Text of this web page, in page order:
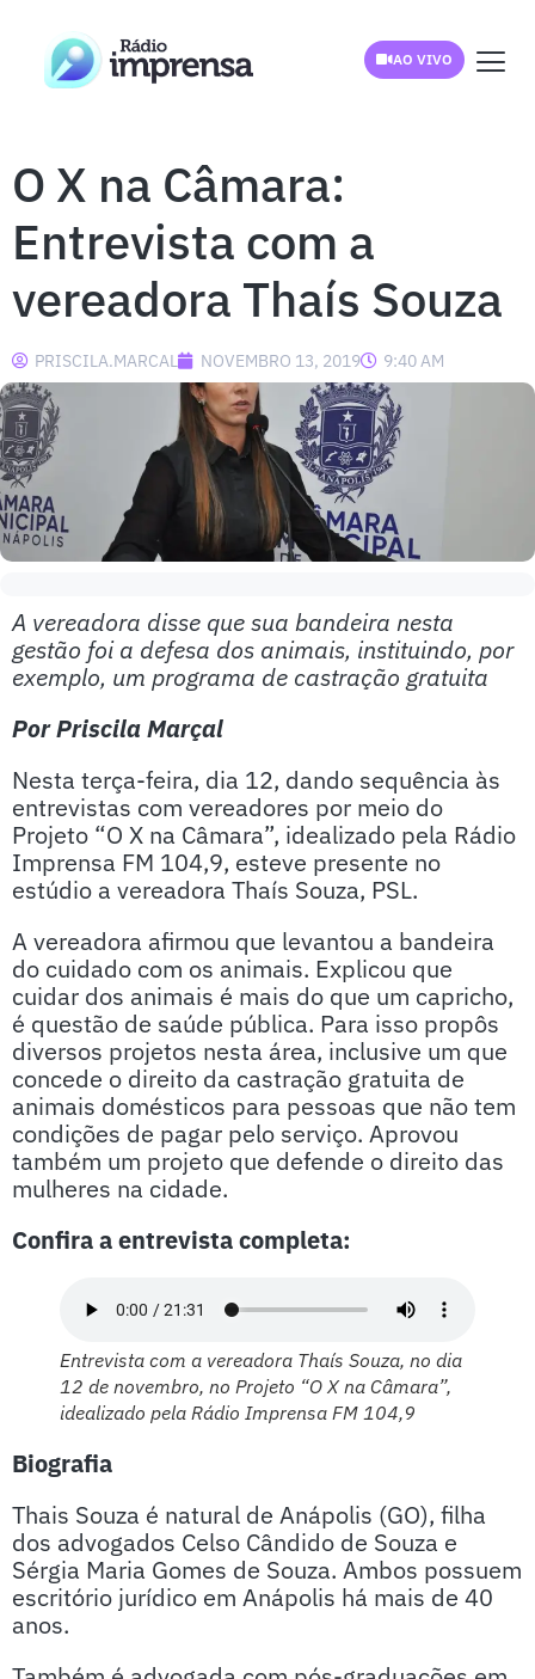
AO VIVO
O X na Câmara:
Entrevista com a
vereadora Thaís Souza
PRISCILA.MARCAL NOVEMBRO 13, 2019 9:40 AM
A vereadora disse que sua bandeira nesta
gestão foi a defesa dos animais, instituindo, por
exemplo, um programa de castração gratuita
Por Priscila Marçal
Nesta terça-feira, dia 12, dando sequência às
entrevistas com vereadores por meio do
Projeto “O X na Câmara”, idealizado pela Rádio
Imprensa FM 104,9, esteve presente no
estúdio a vereadora Thaís Souza, PSL.
A vereadora afirmou que levantou a bandeira
do cuidado com os animais. Explicou que
cuidar dos animais é mais do que um capricho,
é questão de saúde pública. Para isso propôs
diversos projetos nesta área, inclusive um que
concede o direito da castração gratuita de
animais domésticos para pessoas que não tem
condições de pagar pelo serviço. Aprovou
também um projeto que defende o direito das
mulheres na cidade.
Confira a entrevista completa:
Entrevista com a vereadora Thaís Souza, no dia
12 de novembro, no Projeto “O X na Câmara”,
idealizado pela Rádio Imprensa FM 104,9
Biografia
Thais Souza é natural de Anápolis (GO), filha
dos advogados Celso Cândido de Souza e
Sérgia Maria Gomes de Souza. Ambos possuem
escritório jurídico em Anápolis há mais de 40
anos.